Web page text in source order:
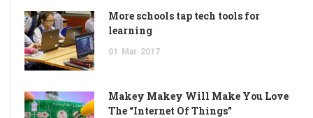
More schools tap tech tools for
learning
01 Mar 2017
Makey Makey Will Make You Love
The “Internet Of Things”